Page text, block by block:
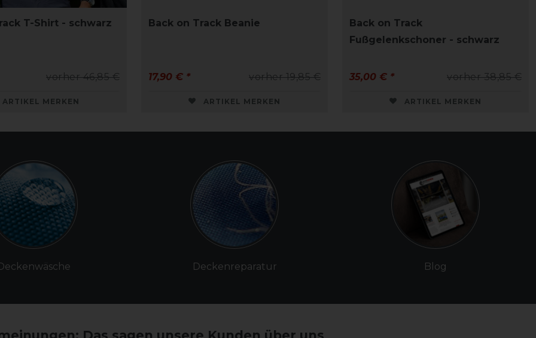
T-Shirt - schwarz
vorher 46,85 €
ARTIKEL MERKEN
Back on Track Beanie
vorher 19,85 €
17,90 € *
ARTIKEL MERKEN
Back on Track
Fußgelenkschoner - schwarz
vorher 38,85 €
35,00 € *
ARTIKEL MERKEN
Deckenreparatur Blog